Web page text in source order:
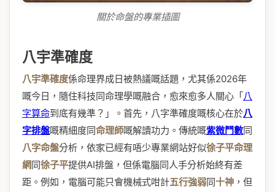
關於命盤的專業插圖
八宇準確度
八宇準確度係命理界成日被熱議嘅話題，尤其係2026年
嘅今日，隨住科技同命理學嘅融合，愈來愈多人關心「八
字算命到底有幾準？」。首先，八字準確度嘅核心在於八
字排盤嘅精細度同命理師嘅解讀功力。傳統嘅紫微鬥數同
八字命盤分析，依家已經有唔少專業網站好似徐子平命理
網同徐子平提供AI排盤，但係電腦同人手分析始終有差
距。例如，電腦可能只會機械式咁計五行強弱同十神 ，但